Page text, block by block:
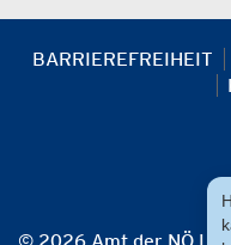
BARRIEREFREIHEIT